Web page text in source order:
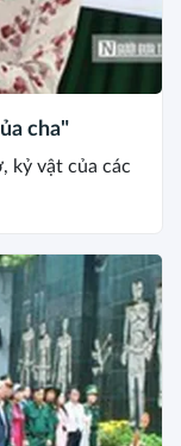
cha"
kỷ vật của các